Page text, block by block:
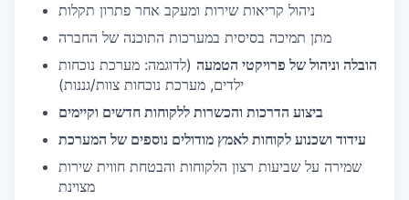
ניהול קריאות שירות ומעקב אחר פתרון תקלות
מתן תמיכה בסיסית במערכות התוכנה של החברה
הובלה וניהול של פרויקטי הטמעה (לדוגמה: מערכת נוכחות
ילדים, מערכת נוכחות צוות/גננות)
ביצוע הדרכות והכשרות ללקוחות חדשים וקיימים
עידוד ושכנוע לקוחות לאמץ מודולים נוספים של המערכת
שמירה על שביעות רצון הלקוחות והבטחת חווית שירות
מצוינת